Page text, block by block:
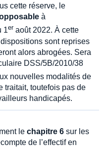
cette réserve, le
à
1er août 2022. À cette
sont reprises
alors abrogées. Sera
DSS/5B/2010/38
nouvelles modalités de
traitait, toutefois pas de
handicapés.
le chapitre 6 sur les
de l’effectif en